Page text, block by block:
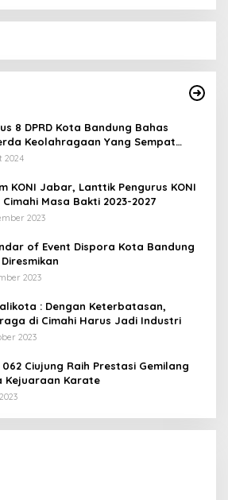
8 DPRD Kota Bandung Bahas
Keolahragaan Yang Sempat
2024
KONI Jabar, Lanttik Pengurus KONI
Masa Bakti 2023-2027
2023
of Event Dispora Kota Bandung
Diresmikan
2023
: Dengan Keterbatasan,
di Cimahi Harus Jadi Industri
2023
062 Ciujung Raih Prestasi Gemilang
Kejuaraan Karate
Rehabilitasi Jalan Ciporeat